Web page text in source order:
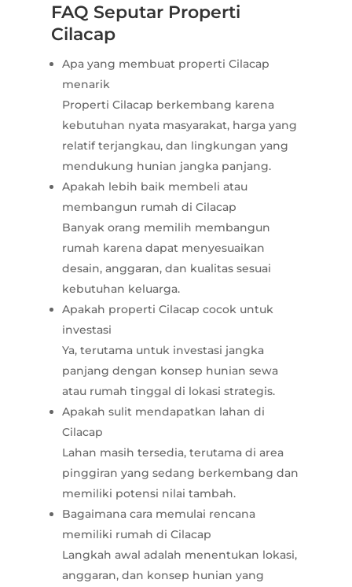
FAQ Seputar Properti
Cilacap
Apa yang membuat properti Cilacap
menarik
Properti Cilacap berkembang karena
kebutuhan nyata masyarakat, harga yang
relatif terjangkau, dan lingkungan yang
mendukung hunian jangka panjang.
Apakah lebih baik membeli atau
membangun rumah di Cilacap
Banyak orang memilih membangun
rumah karena dapat menyesuaikan
desain, anggaran, dan kualitas sesuai
kebutuhan keluarga.
Apakah properti Cilacap cocok untuk
investasi
Ya, terutama untuk investasi jangka
panjang dengan konsep hunian sewa
atau rumah tinggal di lokasi strategis.
Apakah sulit mendapatkan lahan di
Cilacap
Lahan masih tersedia, terutama di area
pinggiran yang sedang berkembang dan
memiliki potensi nilai tambah.
Bagaimana cara memulai rencana
memiliki rumah di Cilacap
Langkah awal adalah menentukan lokasi,
anggaran, dan konsep hunian yang